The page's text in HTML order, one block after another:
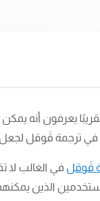
في ترجمة قَوقل لجعل
قَوقل في الغالب لا
الذين يمكنهم